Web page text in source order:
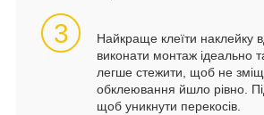
3
Найкраще клеїти наклейку
виконати монтаж ідеально
легше стежити, щоб не
обклеювання йшло рівно.
щоб уникнути перекосів.